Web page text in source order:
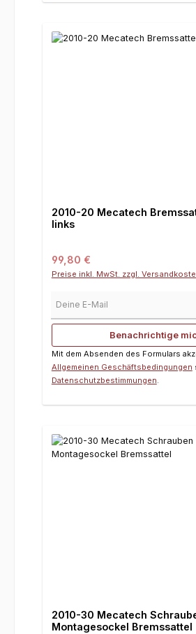
2010-20 Mecatech
links
Regulärer Preis:
99,80 €
Preise inkl. MwSt. zzgl.
Benachrichtige
Mit dem Absenden des Formulars
Allgemeinen Geschäftsbedingungen
Datenschutzbestimmungen.
2010-30 Mecatech
Montagesockel Bremssattel